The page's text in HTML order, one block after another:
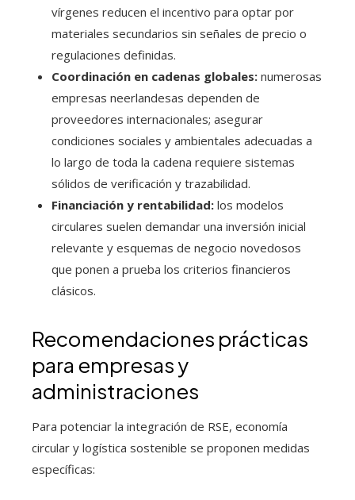
vírgenes reducen el incentivo para optar por
materiales secundarios sin señales de precio o
regulaciones definidas.
Coordinación en cadenas globales: numerosas
empresas neerlandesas dependen de
proveedores internacionales; asegurar
condiciones sociales y ambientales adecuadas a
lo largo de toda la cadena requiere sistemas
sólidos de verificación y trazabilidad.
Financiación y rentabilidad: los modelos
circulares suelen demandar una inversión inicial
relevante y esquemas de negocio novedosos
que ponen a prueba los criterios financieros
clásicos.
Recomendaciones prácticas
para empresas y
administraciones
Para potenciar la integración de RSE, economía
circular y logística sostenible se proponen medidas
específicas: